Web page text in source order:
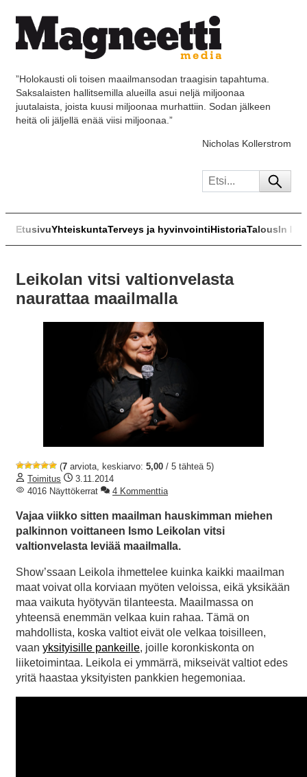
”Holokausti oli toisen maailmansodan traagisin tapahtuma.
Saksalaisten hallitsemilla alueilla asui neljä miljoonaa
juutalaista, joista kuusi miljoonaa murhattiin. Sodan jälkeen
heitä oli jäljellä enää viisi miljoonaa.”
Nicholas Kollerstrom
EtusivuYhteiskuntaTerveys ja hyvinvointiHistoriaTalousIn
Leikolan vitsi valtionvelasta
naurattaa maailmalla
(7 arviota, keskiarvo: 5,00 / 5 tähteä 5)
Toimitus
3.11.2014
4016 Näyttökerrat
4 Kommenttia
Vajaa viikko sitten maailman hauskimman miehen
palkinnon voittaneen Ismo Leikolan vitsi
valtionvelasta leviää maailmalla.
Show’ssaan Leikola ihmettelee kuinka kaikki maailman
maat voivat olla korviaan myöten veloissa, eikä yksikään
maa vaikuta hyötyvän tilanteesta. Maailmassa on
yhteensä enemmän velkaa kuin rahaa. Tämä on
mahdollista, koska valtiot eivät ole velkaa toisilleen,
vaan yksityisille pankeille, joille koronkiskonta on
liiketoimintaa. Leikola ei ymmärrä, mikseivät valtiot edes
yritä haastaa yksityisten pankkien hegemoniaa.